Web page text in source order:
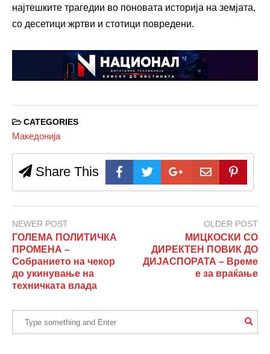
најтешките трагедии во поновата историја на земјата,
со десетици жртви и стотици повредени.
CATEGORIES
Македонија
Share This
NEWER POST
ГОЛЕМА ПОЛИТИЧКА
ПРОМЕНА –
Собранието на чекор
до укинување на
техничката влада
OLDER POST
МИЦКОСКИ СО
ДИРЕКТЕН ПОВИК ДО
ДИЈАСПОРАТА – Време
е за враќање